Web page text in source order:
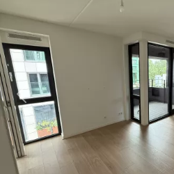
Previous